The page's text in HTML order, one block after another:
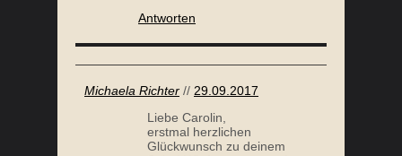
Antworten
Michaela Richter // 29.09.2017
Liebe Carolin,
erstmal herzlichen
Glückwunsch zu deinem